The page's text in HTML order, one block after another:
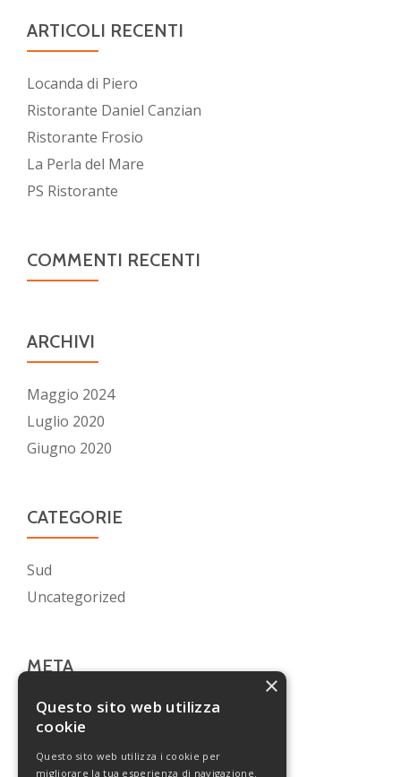
ARTICOLI RECENTI
Locanda di Piero
Ristorante Daniel Canzian
Ristorante Frosio
La Perla del Mare
PS Ristorante
COMMENTI RECENTI
ARCHIVI
Maggio 2024
Luglio 2020
Giugno 2020
CATEGORIE
Sud
Uncategorized
META
Accedi
Feed dei commenti
×
Questo sito web utilizza
cookie
Questo sito web utilizza i cookie per
migliorare la tua esperienza di navigazione.